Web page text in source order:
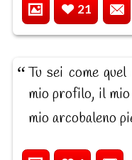
21
Tu sei come
mio profilo, il
mio arcobaleno